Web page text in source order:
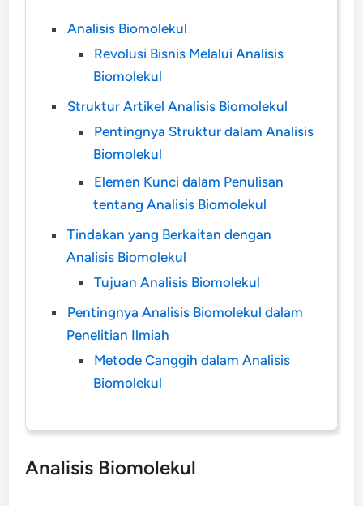
Analisis Biomolekul
Revolusi Bisnis Melalui Analisis
Biomolekul
Struktur Artikel Analisis Biomolekul
Pentingnya Struktur dalam Analisis
Biomolekul
Elemen Kunci dalam Penulisan
tentang Analisis Biomolekul
Tindakan yang Berkaitan dengan
Analisis Biomolekul
Tujuan Analisis Biomolekul
Pentingnya Analisis Biomolekul dalam
Penelitian Ilmiah
Metode Canggih dalam Analisis
Biomolekul
Analisis Biomolekul